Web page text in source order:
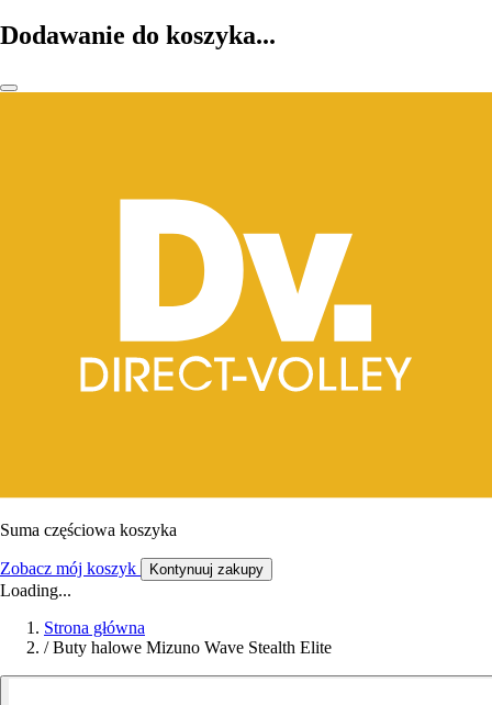
Dodawanie do koszyka...
Suma częściowa koszyka
Zobacz mój koszyk Kontynuuj zakupy
Loading...
Strona główna
/ Buty halowe Mizuno Wave Stealth Elite